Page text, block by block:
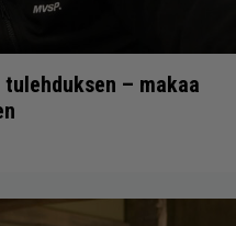
tulehduksen – makaa